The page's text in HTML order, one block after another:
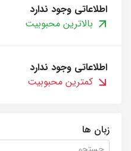
اطلاعاتی وجود ندارد
بالاترین محبوبیت
اطلاعاتی وجود ندارد
کمترین محبوبیت
زبان ها